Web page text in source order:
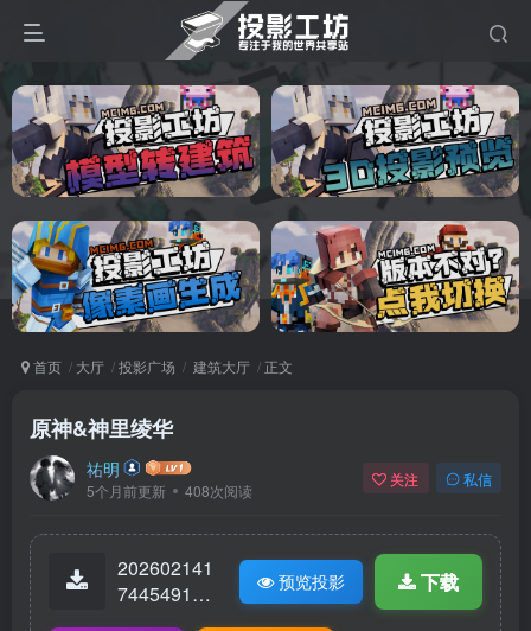
首页 大厅 投影广场 建筑大厅 正文
原神&神里绫华
祐明
5个月前更新 408次阅读
关注 私信
202602141
74454913-
预览投影 下载